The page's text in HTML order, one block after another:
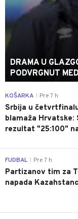
DRAMA U
PODVRGNUT
KOŠARKA Pre 7 h
Srbija u
blamaža Hrvatske:
rezultat "25:100"
FUDBAL Pre 7 h
Partizanov tim za
napada